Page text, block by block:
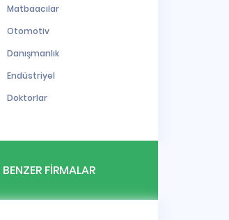
Matbaacılar
Otomotiv
Danışmanlık
Endüstriyel
Doktorlar
BENZER FİRMALAR